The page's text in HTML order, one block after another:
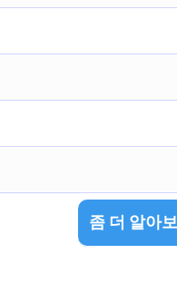
좀 더 알아